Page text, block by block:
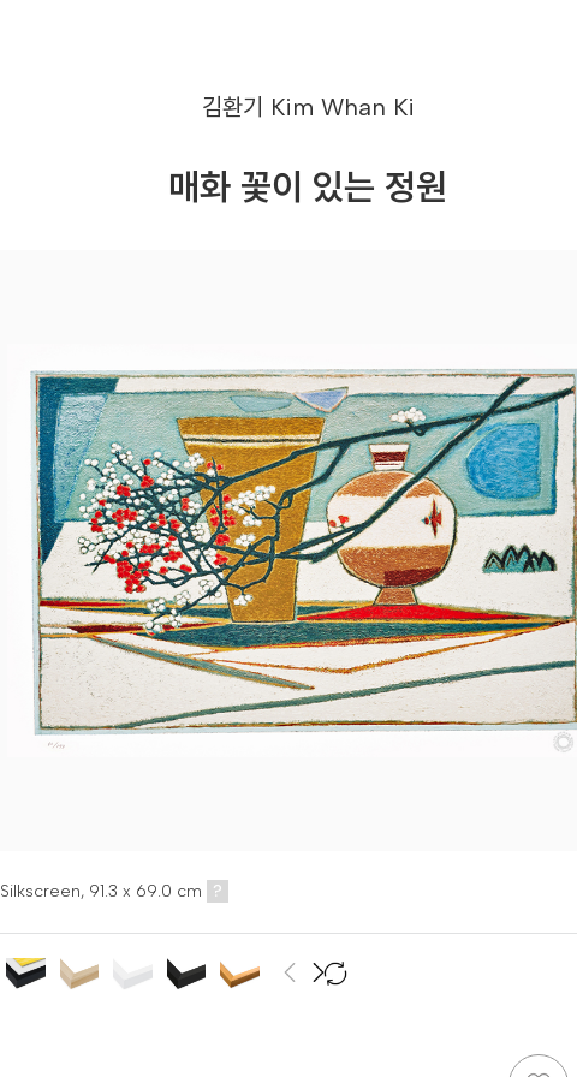
김환기 Kim Whan Ki
매화 꽃이 있는 정원
Silkscreen, 91.3 x 69.0 cm ?